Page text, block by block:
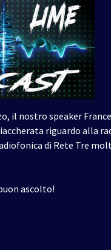
il nostro speaker
riguardo alla
di Rete Tre
ascolto!